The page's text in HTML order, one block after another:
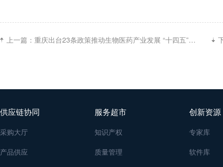
上一篇： 重庆出台23条政策推动生物医药产业发展 “十四五”末实现2000亿元级产值
供应链协同
采购大厅
产品供应
服务超市
知识产权
质量管理
创新资源
专家库
软件库